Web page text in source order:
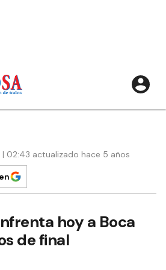
02:43 actualizado hace 5 años
hoy a Boca
de final